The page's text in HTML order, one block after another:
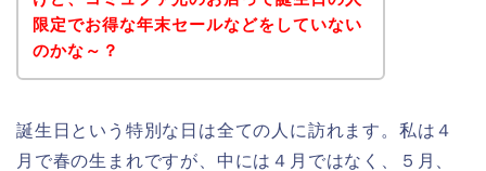
限定でお得な年末セールなどをしていない
のかな～？
誕生日という特別な日は全ての人に訪れます。私は４
月で春の生まれですが、中には４月ではなく、５月、